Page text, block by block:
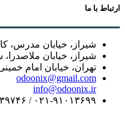
ارتباط با ما
شیراز، خیابان مدرس،
شیراز، خیابان ملاصدرا،
تهران، خیابان امام
odoonix@gmail.com
info@odoonix.ir
۰۲۱-۹۱۰۱۳۶۹۹ / ۰۹۹۶۱۲۳۹۷۴۶ / ۰۹۱۰۱۹۸۱۷۱۳-۱۴